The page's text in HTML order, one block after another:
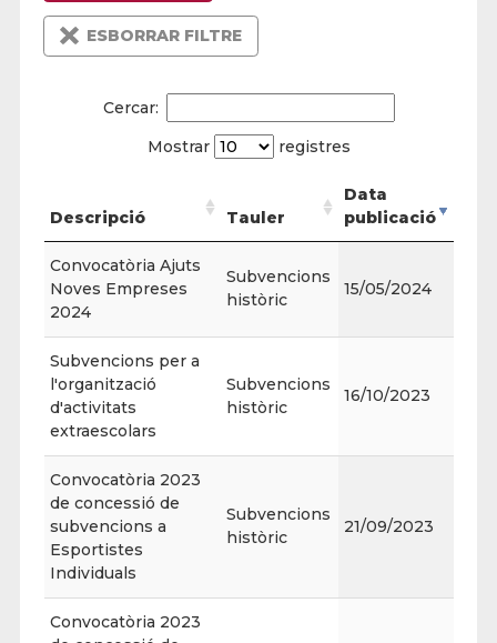
ESBORRAR FILTRE
Cercar:
Mostrar
registres
Descripció Tauler
Data
publicació
Convocatòria Ajuts
Noves Empreses
2024
Subvencions
històric
15/05/2024
Subvencions per a
l'organització
d'activitats
extraescolars
Subvencions
històric
16/10/2023
Convocatòria 2023
de concessió de
subvencions a
Esportistes
Individuals
Subvencions
històric
21/09/2023
Convocatòria 2023